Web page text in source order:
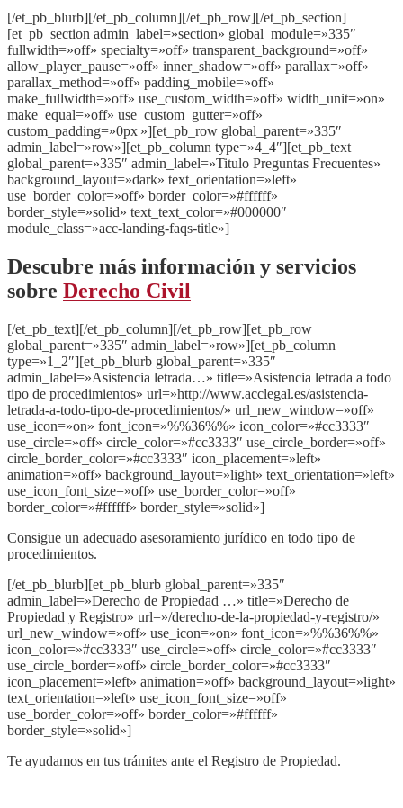
[/et_pb_blurb][/et_pb_column][/et_pb_row][/et_pb_section]
[et_pb_section admin_label=»section» global_module=»335″
fullwidth=»off» specialty=»off» transparent_background=»off»
allow_player_pause=»off» inner_shadow=»off» parallax=»off»
parallax_method=»off» padding_mobile=»off»
make_fullwidth=»off» use_custom_width=»off» width_unit=»on»
make_equal=»off» use_custom_gutter=»off»
custom_padding=»0px|»][et_pb_row global_parent=»335″
admin_label=»row»][et_pb_column type=»4_4″][et_pb_text
global_parent=»335″ admin_label=»Titulo Preguntas Frecuentes»
background_layout=»dark» text_orientation=»left»
use_border_color=»off» border_color=»#ffffff»
border_style=»solid» text_text_color=»#000000″
module_class=»acc-landing-faqs-title»]
Descubre más información y servicios
sobre Derecho Civil
[/et_pb_text][/et_pb_column][/et_pb_row][et_pb_row
global_parent=»335″ admin_label=»row»][et_pb_column
type=»1_2″][et_pb_blurb global_parent=»335″
admin_label=»Asistencia letrada…» title=»Asistencia letrada a todo
tipo de procedimientos» url=»http://www.acclegal.es/asistencia-
letrada-a-todo-tipo-de-procedimientos/» url_new_window=»off»
use_icon=»on» font_icon=»%%36%%» icon_color=»#cc3333″
use_circle=»off» circle_color=»#cc3333″ use_circle_border=»off»
circle_border_color=»#cc3333″ icon_placement=»left»
animation=»off» background_layout=»light» text_orientation=»left»
use_icon_font_size=»off» use_border_color=»off»
border_color=»#ffffff» border_style=»solid»]
Consigue un adecuado asesoramiento jurídico en todo tipo de
procedimientos.
[/et_pb_blurb][et_pb_blurb global_parent=»335″
admin_label=»Derecho de Propiedad …» title=»Derecho de
Propiedad y Registro» url=»/derecho-de-la-propiedad-y-registro/»
url_new_window=»off» use_icon=»on» font_icon=»%%36%%»
icon_color=»#cc3333″ use_circle=»off» circle_color=»#cc3333″
use_circle_border=»off» circle_border_color=»#cc3333″
icon_placement=»left» animation=»off» background_layout=»light»
text_orientation=»left» use_icon_font_size=»off»
use_border_color=»off» border_color=»#ffffff»
border_style=»solid»]
Te ayudamos en tus trámites ante el Registro de Propiedad.